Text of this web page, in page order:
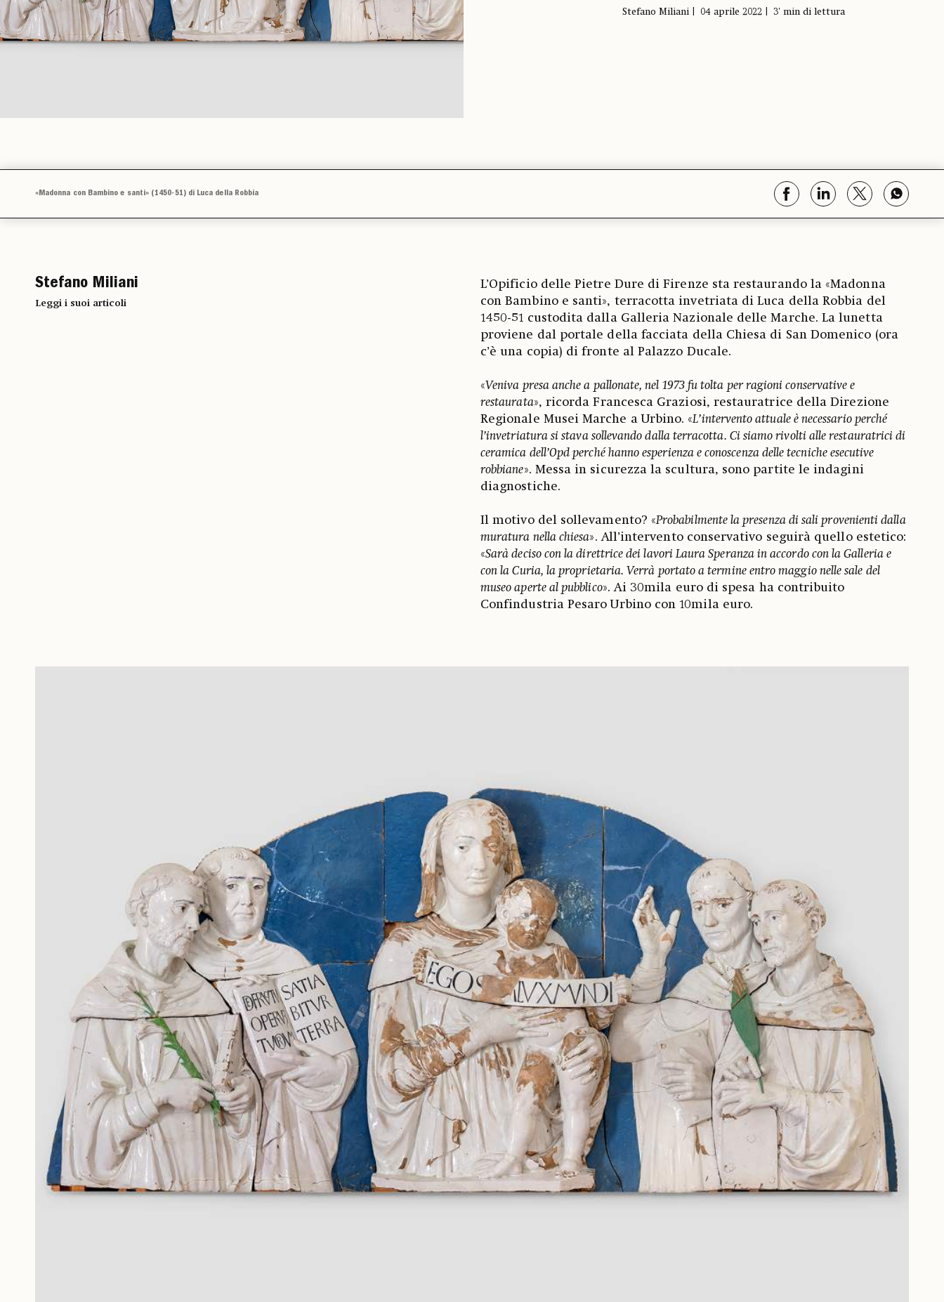
Stefano Miliani 04 aprile 2022 3' min di lettura
«Madonna con Bambino e santi» (1450-51) di Luca della Robbia
Stefano Miliani
Leggi i suoi articoli
L’Opificio delle Pietre Dure di Firenze sta restaurando la «Madonna
con Bambino e santi», terracotta invetriata di Luca della Robbia del
1450-51 custodita dalla Galleria Nazionale delle Marche. La lunetta
proviene dal portale della facciata della Chiesa di San Domenico (ora
c’è una copia) di fronte al Palazzo Ducale.
«Veniva presa anche a pallonate, nel 1973 fu tolta per ragioni conservative e
restaurata», ricorda Francesca Graziosi, restauratrice della Direzione
Regionale Musei Marche a Urbino. «L’intervento attuale è necessario perché
l’invetriatura si stava sollevando dalla terracotta. Ci siamo rivolti alle restauratrici di
ceramica dell’Opd perché hanno esperienza e conoscenza delle tecniche esecutive
robbiane». Messa in sicurezza la scultura, sono partite le indagini
diagnostiche.
Il motivo del sollevamento? «Probabilmente la presenza di sali provenienti dalla
muratura nella chiesa». All’intervento conservativo seguirà quello estetico:
«Sarà deciso con la direttrice dei lavori Laura Speranza in accordo con la Galleria e
con la Curia, la proprietaria. Verrà portato a termine entro maggio nelle sale del
museo aperte al pubblico». Ai 30mila euro di spesa ha contribuito
Confindustria Pesaro Urbino con 10mila euro.